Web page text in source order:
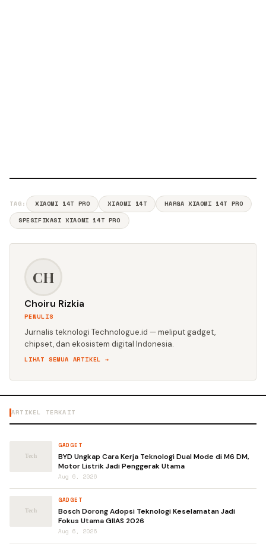
TAG: XIAOMI 14T PRO XIAOMI 14T
HARGA XIAOMI 14T PRO
SPESIFIKASI XIAOMI 14T PRO
CH
Choiru Rizkia
PENULIS
Jurnalis teknologi Technologue.id — meliput gadget,
chipset, dan ekosistem digital Indonesia.
LIHAT SEMUA ARTIKEL →
ARTIKEL TERKAIT
GADGET
BYD Ungkap Cara Kerja Teknologi Dual Mode di M6 DM,
Motor Listrik Jadi Penggerak Utama
Aug 6, 2026
GADGET
Bosch Dorong Adopsi Teknologi Keselamatan Jadi
Fokus Utama GIIAS 2026
Aug 6, 2026